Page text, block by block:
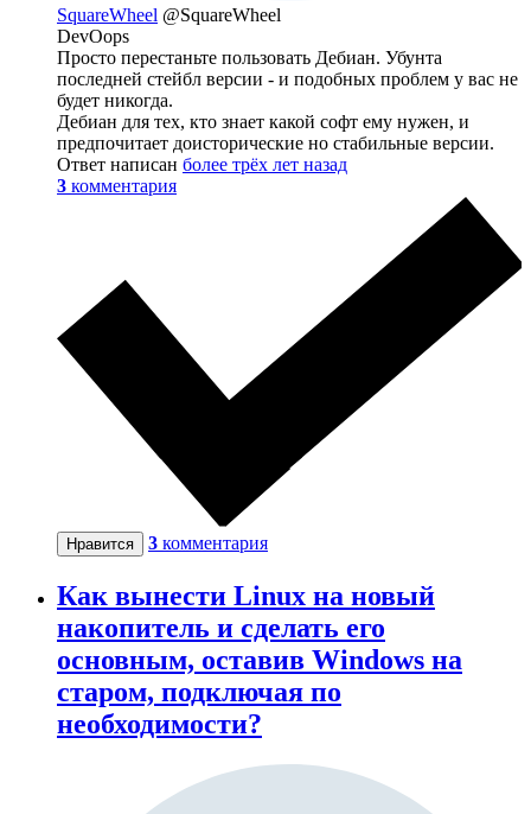
SquareWheel @SquareWheel
DevOops
Просто перестаньте пользовать Дебиан. Убунта
последней стейбл версии - и подобных проблем у вас не
будет никогда.
Дебиан для тех, кто знает какой софт ему нужен, и
предпочитает доисторические но стабильные версии.
Ответ написан более трёх лет назад
3 комментария
Нравится 3 комментария
Как вынести Linux на новый
накопитель и сделать его
основным, оставив Windows на
старом, подключая по
необходимости?